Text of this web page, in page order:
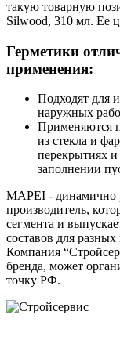
такую товарную
Silwood, 310 мл. Ее
Герметики
применения:
Подходят для
наружных
Применяются
из стекла и
перекрытиях
заполнении
MAPEI - динамично
производитель,
сегмента и
составов для разных
Компания
бренда, может
точку РФ.